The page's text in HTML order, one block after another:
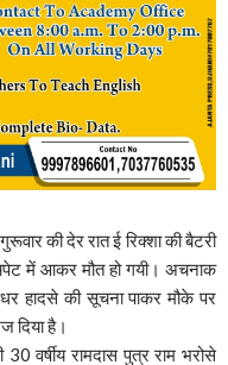
की देर रात ई रिक्शा की बैटरी
में आकर मौत हो गयी। अचनाक
हादसे की सूचना पाकर मौके पर
दिया है।
30 वर्षीय रामदास पुत्र राम भरोसे